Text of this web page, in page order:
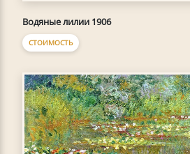
Водяные лилии 1906
СТОИМОСТЬ